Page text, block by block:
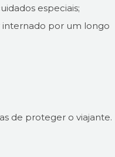
especiais;
internado por um longo
de proteger o viajante.